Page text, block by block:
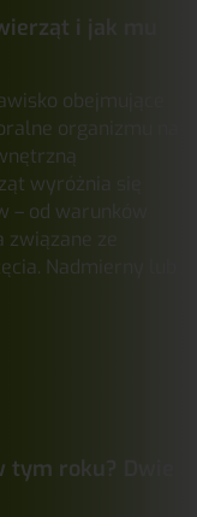
i jak mu
obejmujące
organizmu na
wyróżnia się
od warunków
ze
Nadmierny lub
roku? Dwie